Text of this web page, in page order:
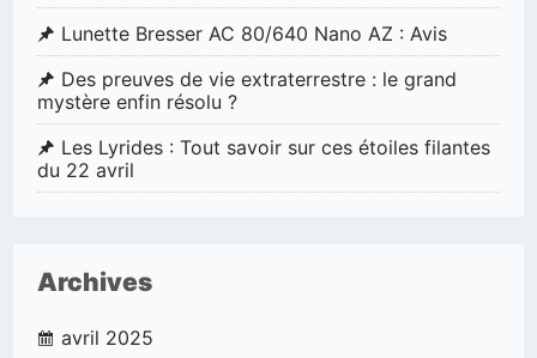
Lunette Bresser AC 80/640 Nano AZ : Avis
Des preuves de vie extraterrestre : le grand
mystère enfin résolu ?
Les Lyrides : Tout savoir sur ces étoiles filantes
du 22 avril
Archives
avril 2025